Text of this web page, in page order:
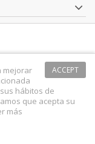
ACCEPT
mejorar
hábitos de
que acepta su
más